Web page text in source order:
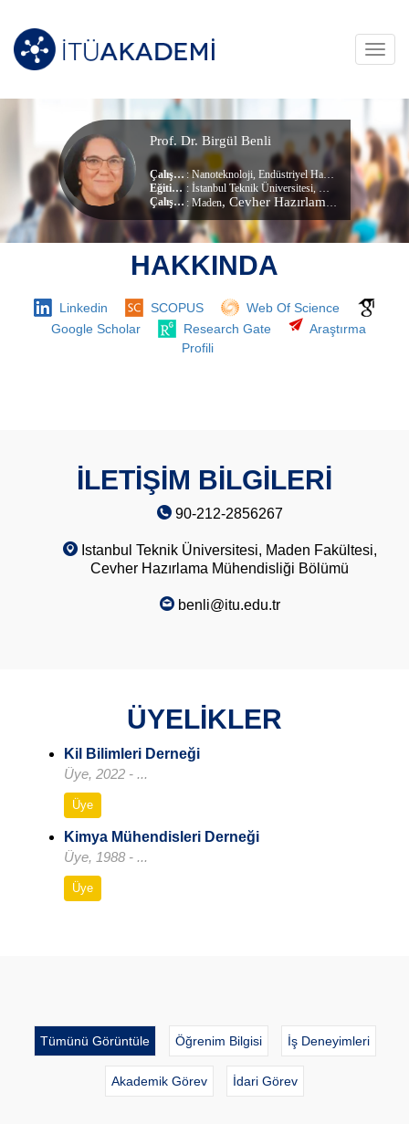
Prof. Dr. Birgül Benli
Çalışma Alanları:Nanoteknoloji, Endüstriyel Hammaddeler ,
Eğitim Durumu
: İstanbul Teknik Üniversitesi, Kimya Mühendisliği (dr) (Doktora)
Çalıştığı Birim :Maden, Cevher Hazırlama Mühendisliği Bölümü
HAKKINDA
Linkedin SCOPUS
Web Of Science
Google Scholar
Research Gate
Araştırma
Profili
İLETİŞİM BİLGİLERİ
90-212-2856267
Istanbul Teknik Üniversitesi, Maden Fakültesi,
Cevher Hazırlama Mühendisliği Bölümü
benli@itu.edu.tr
ÜYELİKLER
Kil Bilimleri Derneği
Üye, 2022 - ...
Üye
Kimya Mühendisleri Derneği
Üye, 1988 - ...
Üye
Tümünü Görüntüle Öğrenim Bilgisi İş Deneyimleri
Akademik Görev İdari Görev